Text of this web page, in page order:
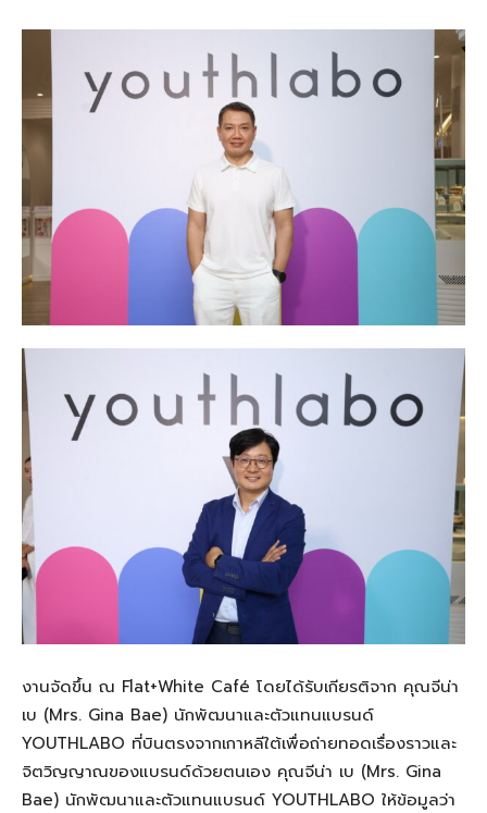
งานจัดขึ้น ณ Flat+White Café โดยได้รับเกียรติจาก คุณจีน่า
เบ (Mrs. Gina Bae) นักพัฒนาและตัวแทนแบรนด์
YOUTHLABO ที่บินตรงจากเกาหลีใต้เพื่อถ่ายทอดเรื่องราวและ
จิตวิญญาณของแบรนด์ด้วยตนเอง คุณจีน่า เบ (Mrs. Gina
Bae) นักพัฒนาและตัวแทนแบรนด์ YOUTHLABO ให้ข้อมูลว่า